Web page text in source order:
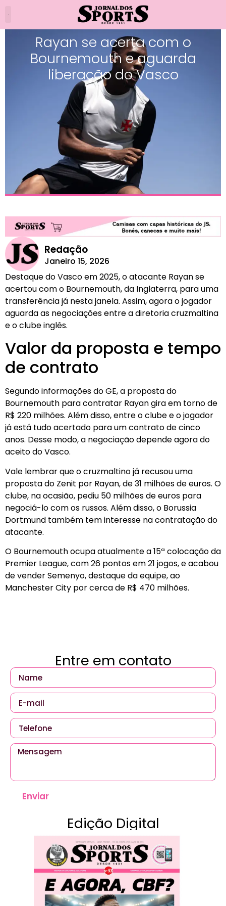
Rayan se acerta com o
Bournemouth e aguarda
liberação do Vasco
Redação
Janeiro 15, 2026
Destaque do Vasco em 2025, o atacante Rayan se
acertou com o Bournemouth, da Inglaterra, para uma
transferência já nesta janela. Assim, agora o jogador
aguarda as negociações entre a diretoria cruzmaltina
e o clube inglês.
Valor da proposta e tempo
de contrato
Segundo informações do GE, a proposta do
Bournemouth para contratar Rayan gira em torno de
R$ 220 milhões. Além disso, entre o clube e o jogador
já está tudo acertado para um contrato de cinco
anos. Desse modo, a negociação depende agora do
aceito do Vasco.
Vale lembrar que o cruzmaltino já recusou uma
proposta do Zenit por Rayan, de 31 milhões de euros. O
clube, na ocasião, pediu 50 milhões de euros para
negociá-lo com os russos. Além disso, o Borussia
Dortmund também tem interesse na contratação do
atacante.
O Bournemouth ocupa atualmente a 15ª colocação da
Premier League, com 26 pontos em 21 jogos, e acabou
de vender Semenyo, destaque da equipe, ao
Manchester City por cerca de R$ 470 milhões.
Entre em contato
Enviar
Edição Digital